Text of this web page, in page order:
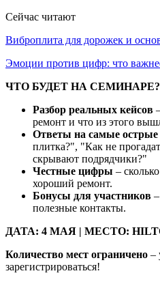
Сейчас читают
Виброплита для дорожек и
Эмоции против цифр: что
ЧТО БУДЕТ НА СЕМИНАРЕ?
Разбор реальных кейсов
ремонт и что из этого
Ответы на самые
плитка?", "Как не
скрывают подрядчики?"
Честные цифры –
хороший ремонт.
Бонусы для участников
полезные контакты.
ДАТА: 4 МАЯ | МЕСТО:
Количество мест ограничено –
зарегистрироваться!